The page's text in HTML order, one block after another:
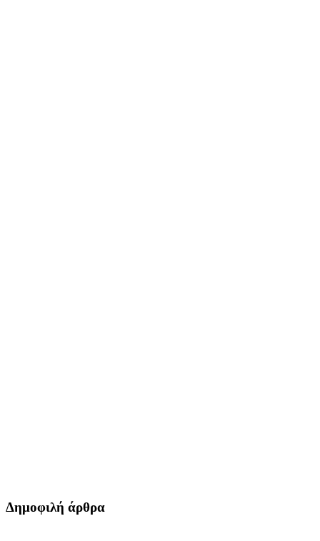
Δημοφιλή άρθρα